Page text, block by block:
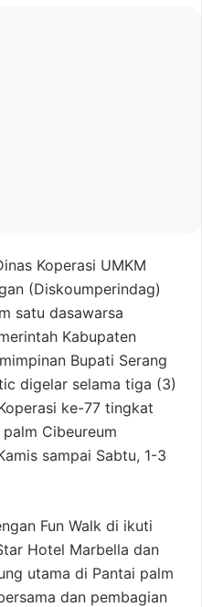
Koperasi UMKM
(Diskoumperindag)
satu dasawarsa
Kabupaten
Bupati Serang
digelar selama tiga (3)
ke-77 tingkat
Cibeureum
sampai Sabtu, 1-3
Fun Walk di ikuti
Hotel Marbella dan
utama di Pantai palm
dan pembagian